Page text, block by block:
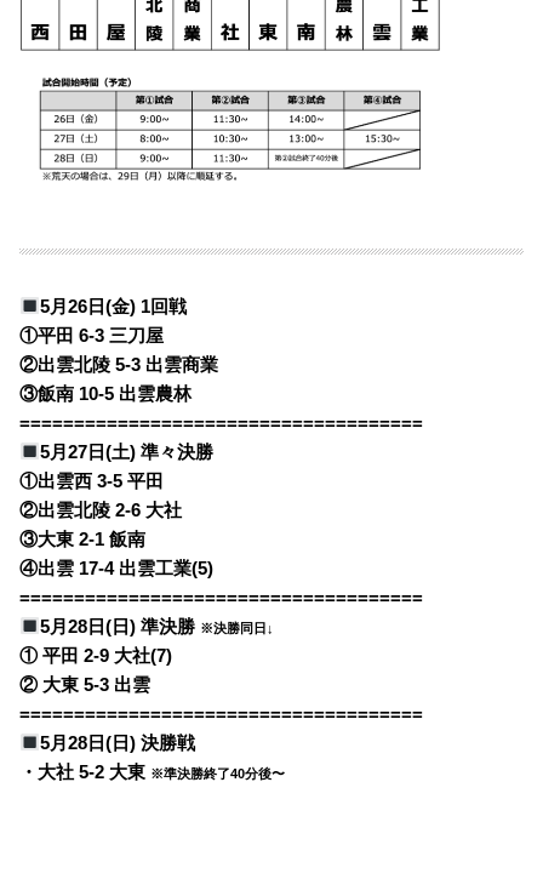
5月26日(金) 1回戦
①平田 6-3 三刀屋
②出雲北陵 5-3 出雲商業
③飯南 10-5 出雲農林
=====================================
5月27日(土) 準々決勝
①出雲西 3-5 平田
②出雲北陵 2-6 大社
③大東 2-1 飯南
④出雲 17-4 出雲工業(5)
=====================================
5月28日(日) 準決勝 ※決勝同日↓
① 平田 2-9 大社(7)
② 大東 5-3 出雲
=====================================
5月28日(日) 決勝戦
・大社 5-2 大東 ※準決勝終了40分後〜